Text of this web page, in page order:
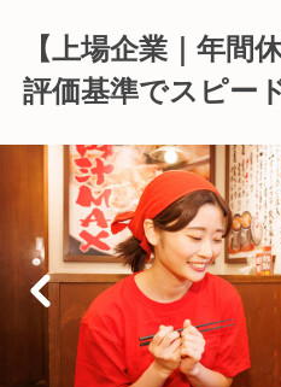
【上場企業｜年間
評価基準でスピー